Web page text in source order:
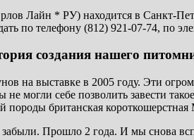
Лайн * РУ) находится в Санкт-
по телефону (812) 921-07-74, по
создания нашего
на выставке в 2005 году. Эти
могли себе позволить завести
породы британская короткошерстная
Прошло 2 года. И мы снова